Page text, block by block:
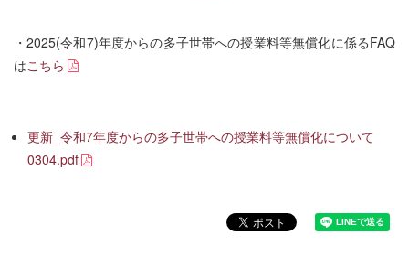
・2025(令和7)年度からの多子世帯への授業料等無償化に係るFAQ
はこちら
更新_令和7年度からの多子世帯への授業料等無償化について
0304.pdf